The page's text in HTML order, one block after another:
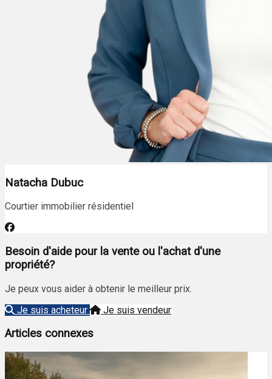
Natacha Dubuc
Courtier immobilier résidentiel
Besoin d'aide pour la vente ou l'achat d'une
propriété?
Je peux vous aider à obtenir le meilleur prix.
Je suis acheteur
Je suis vendeur
Articles connexes